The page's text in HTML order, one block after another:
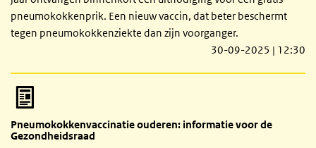
pneumokokkenprik. Een nieuw vaccin, dat beter beschermt
tegen pneumokokkenziekte dan zijn voorganger.
30-09-2025 | 12:30
Pneumokokkenvaccinatie ouderen: informatie voor de
Gezondheidsraad